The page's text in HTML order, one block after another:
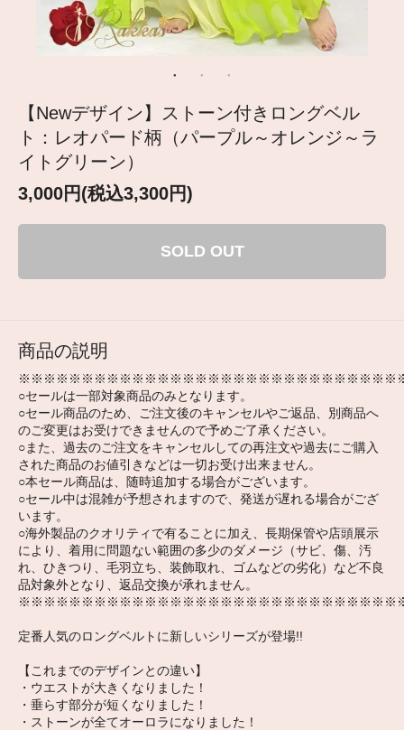
【Newデザイン】ストーン付きロングベル
ト：レオパード柄（パープル～オレンジ～ラ
イトグリーン）
3,000円(税込3,300円)
SOLD OUT
商品の説明
○セールは一部対象商品のみとなります。
○セール商品のため、ご注文後のキャンセルやご返品、別商品へ
のご変更はお受けできませんので予めご了承ください。
○また、過去のご注文をキャンセルしての再注文や過去にご購入
された商品のお値引きなどは一切お受け出来ません。
○本セール商品は、随時追加する場合がございます。
○セール中は混雑が予想されますので、発送が遅れる場合がござ
います。
○海外製品のクオリティで有ることに加え、長期保管や店頭展示
により、着用に問題ない範囲の多少のダメージ（サビ、傷、汚
れ、ひきつり、毛羽立ち、装飾取れ、ゴムなどの劣化）など不良
品対象外となり、返品交換が承れません。
定番人気のロングベルトに新しいシリーズが登場!!
【これまでのデザインとの違い】
・ウエストが大きくなりました！
・垂らす部分が短くなりました！
・ストーンが全てオーロラになりました！